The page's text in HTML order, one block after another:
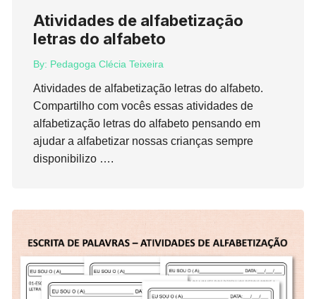
Atividades de alfabetização
letras do alfabeto
By: Pedagoga Clécia Teixeira
Atividades de alfabetização letras do alfabeto.
Compartilho com vocês essas atividades de
alfabetização letras do alfabeto pensando em
ajudar a alfabetizar nossas crianças sempre
disponibilizo ….